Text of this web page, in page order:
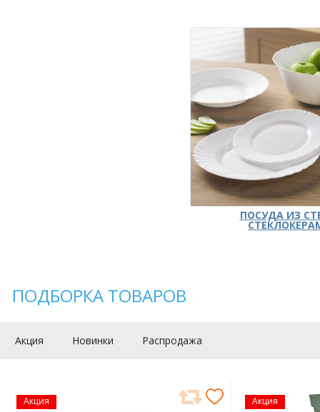
ПОСУДА ИЗ
ПОДБОРКА ТОВАРОВ
Акция Новинки Распродажа
Акция Акция